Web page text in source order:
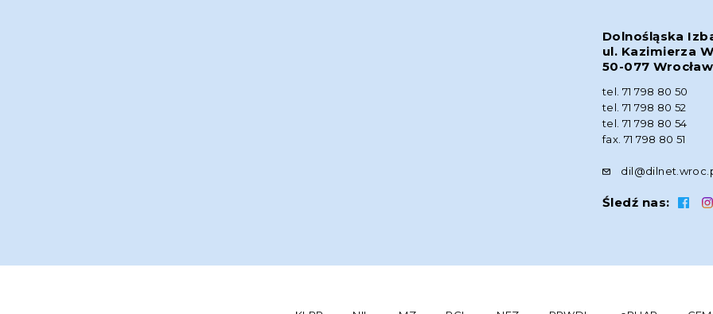
Dolnośląska
ul. Kazimierza
50-077 Wrocław
tel. 71 798 80 50
tel. 71 798 80 52
tel. 71 798 80 54
fax. 71 798 80 51
Śledź nas: